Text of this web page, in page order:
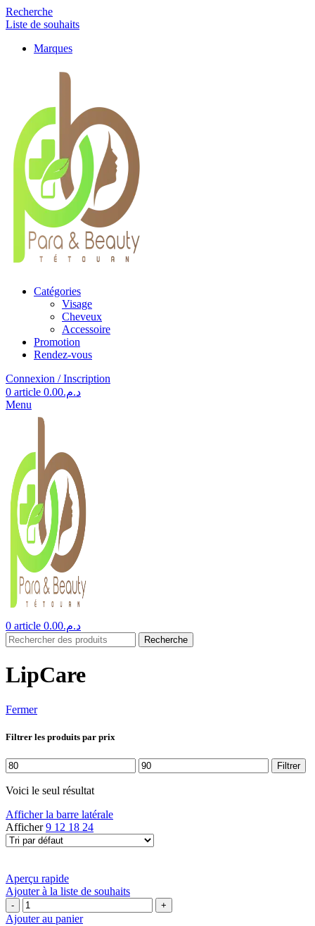
Recherche
Liste de souhaits
Marques
Catégories
Visage
Cheveux
Accessoire
Promotion
Rendez-vous
Connexion / Inscription
0 article د.م.0.00
Menu
0 article د.م.0.00
Recherche
LipCare
Fermer
Filtrer les produits par prix
Prix
min
Prix
max
Filtrer
Voici le seul résultat
Afficher la barre latérale
Afficher9 12 18 24
Aperçu rapide
Ajouter à la liste de souhaits
quantité
de
Ajouter au panier